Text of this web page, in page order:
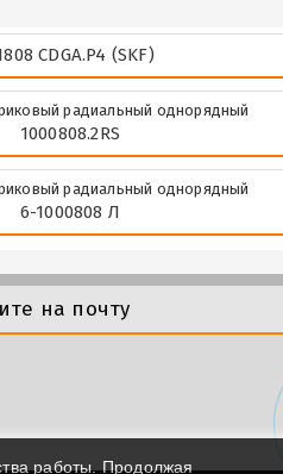
CDGA.P4 (SKF)
радиальный однорядный
1000808.2RS
радиальный однорядный
6-1000808 Л
на почту
работы. Продолжая